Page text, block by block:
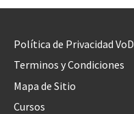
Política de Privacidad VoD
Terminos y Condiciones
Mapa de Sitio
Cursos